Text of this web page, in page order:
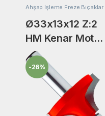
Ahşap İşleme Freze Bıçaklar
Ø33x13x12 Z:2
HM Kenar Motif
Freze Bıçak
-26%